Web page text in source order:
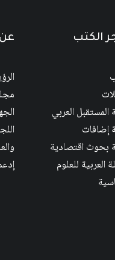
الكتب
العربي
إضافات
بحوث اقتصادية
العربية للعلوم
عن